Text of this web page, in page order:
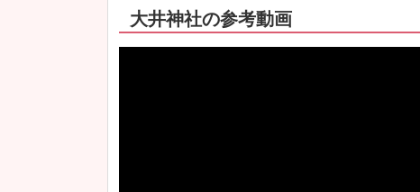
大井神社の参考動画